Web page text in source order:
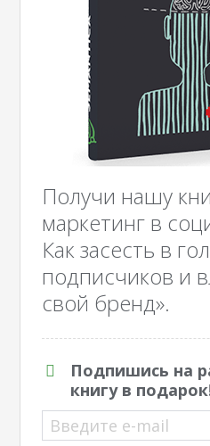
Получи нашу
маркетинг в
Как засесть в
подписчиков и
свой бренд».
Подпишись на
книгу в
Введите e-mail